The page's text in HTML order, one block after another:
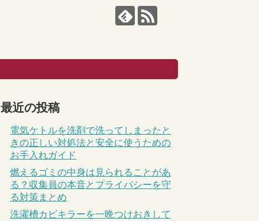
最近の投稿
電気ケトルを洗剤で洗ってしまったと
きの正しい対処法と安全に使うための
お手入れガイド
燃えるゴミの中身は見られることがあ
る？収集員の本音とプライバシーを守
る対策まとめ
洗濯槽カビキラーを一晩つけおきして